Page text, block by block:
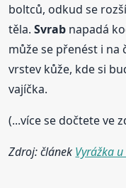
boltců, odkud se
těla.Svrab napadá
může se přenést i na
vrstev kůže, kde si
vajíčka.
(...více se dočtete ve
Zdroj: článek Vyrážka